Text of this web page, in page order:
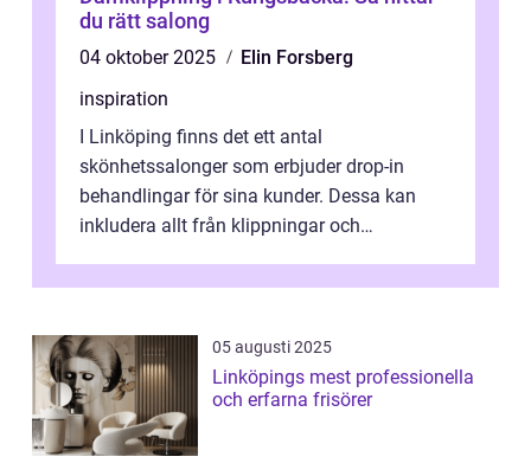
du rätt salong
04 oktober 2025
Elin Forsberg
inspiration
I Linköping finns det ett antal
skönhetssalonger som erbjuder drop-in
behandlingar för sina kunder. Dessa kan
inkludera allt från klippningar och
05 augusti 2025
Linköpings mest professionella
och erfarna frisörer